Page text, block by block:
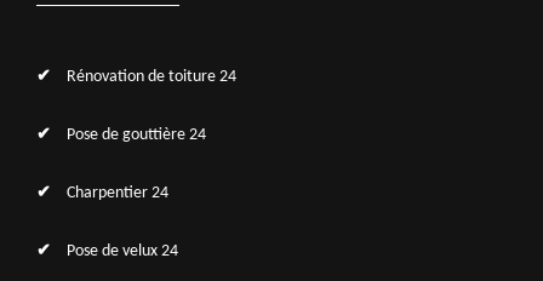
Rénovation de toiture 24
Pose de gouttière 24
Charpentier 24
Pose de velux 24